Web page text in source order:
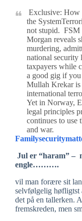
Exclusive: How
the
not stupid. FSM
Morgan reveals
murdering,
national security
taxpayers while
a good gig if
Mullah Krekar is
international
Yet in Norway,
legal principles
continues to use
and war.
Jul er “haram” –
engle……….
vil man forære sit
selvfølgelig høfligtst
det på en tallerken.
fremskreden, men